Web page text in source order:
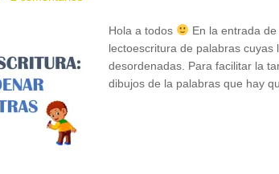
Hola a todos
En la entrada
lectoescritura de palabras cuyas
desordenadas. Para facilitar la
dibujos de la palabras que hay